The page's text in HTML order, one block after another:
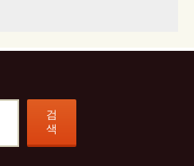
검
색